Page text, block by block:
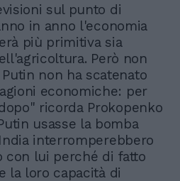
sul punto di
in anno l'economia
più primitiva sia
Però non
non ha scatenato
economiche: per
ricorda Prokopenko
usasse la bomba
interromperebbero
con lui perché di fatto
la loro capacità di